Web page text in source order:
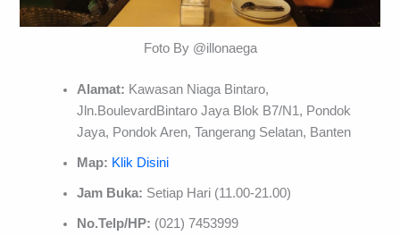
Foto By @illonaega
Alamat: Kawasan Niaga Bintaro,
Jln.BoulevardBintaro Jaya Blok B7/N1, Pondok
Jaya, Pondok Aren, Tangerang Selatan, Banten
Map: Klik Disini
Jam Buka: Setiap Hari (11.00-21.00)
No.Telp/HP: (021) 7453999